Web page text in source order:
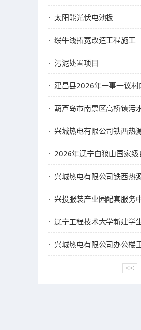
太阳能光伏电池板
绥牛线拓宽改造工程施工
污泥处置项目
建昌县2026年一事一议
葫芦岛市南票区高桥镇污
兴城热电有限公司铁西热
2026年辽宁白狼山国家级自
兴城热电有限公司铁西热
兴投服装产业园配套服务
辽宁工程技术大学新建学
兴城热电有限公司办公楼
<<